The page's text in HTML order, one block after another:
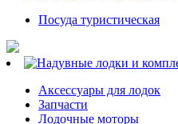
Посуда туристическая
Аксессуары для лодок
Запчасти
Лодочные моторы